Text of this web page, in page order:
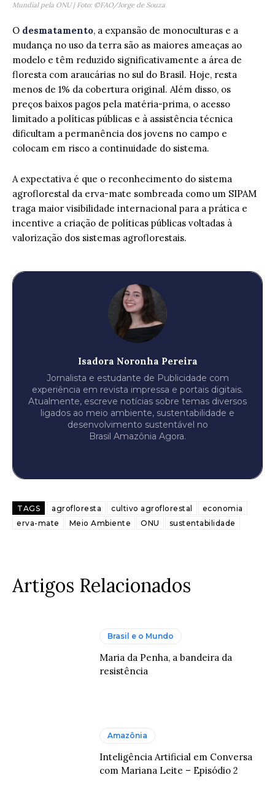
Mundial pela ONU | Foto: ©FAO/Jorge de Souza
O desmatamento, a expansão de monoculturas e a
mudança no uso da terra são as maiores ameaças ao
modelo e têm reduzido significativamente a área de
floresta com araucárias no sul do Brasil. Hoje, resta
menos de 1% da cobertura original. Além disso, os
preços baixos pagos pela matéria-prima, o acesso
limitado a políticas públicas e à assistência técnica
dificultam a permanência dos jovens no campo e
colocam em risco a continuidade do sistema.
A expectativa é que o reconhecimento do sistema
agroflorestal da erva-mate sombreada como um SIPAM
traga maior visibilidade internacional para a prática e
incentive a criação de políticas públicas voltadas à
valorização dos sistemas agroflorestais.
Isadora Noronha Pereira
Jornalista e estudante de Publicidade com
experiência em revista impressa e portais digitais.
Atualmente, escreve notícias sobre temas diversos
ligados ao meio ambiente, sustentabilidade e
desenvolvimento sustentável no
Brasil Amazônia Agora.
TAGS agrofloresta cultivo agroflorestal
economia
erva-mate
Meio Ambiente ONU sustentabilidade
Artigos Relacionados
Brasil e o Mundo
Maria da Penha, a bandeira da
resistência
Amazônia
Inteligência Artificial em Conversa
com Mariana Leite – Episódio 2